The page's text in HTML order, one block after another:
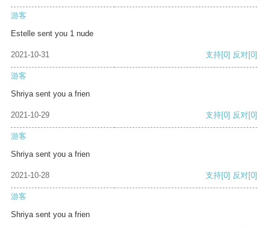
游客
Estelle sent you 1 nude
2021-10-31 支持[0] 反对[0]
游客
Shriya sent you a frien
2021-10-29 支持[0] 反对[0]
游客
Shriya sent you a frien
2021-10-28 支持[0] 反对[0]
游客
Shriya sent you a frien